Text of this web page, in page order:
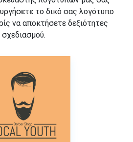
το δικό σας λογότυπο
να αποκτήσετε δεξιότητες
σχεδιασμού.